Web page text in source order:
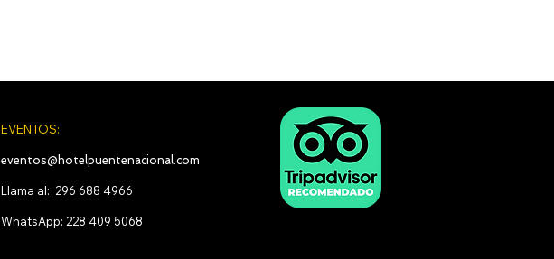
EVENTOS:
eventos@hotelpuentenacional.com
Llama al: 296 688 4966
WhatsApp: 228 409 5068